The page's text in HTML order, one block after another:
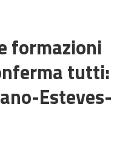
formazioni
tutti:
Esteves-